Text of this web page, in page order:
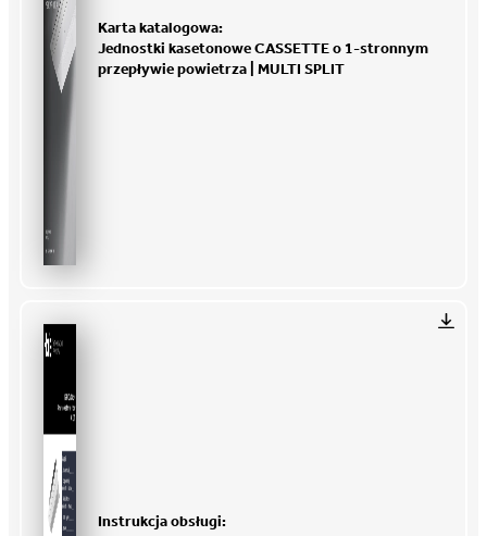
Karta katalogowa:
Jednostki kasetonowe CASSETTE o 1-stronnym
przepływie powietrza | MULTI SPLIT
Instrukcja obsługi: